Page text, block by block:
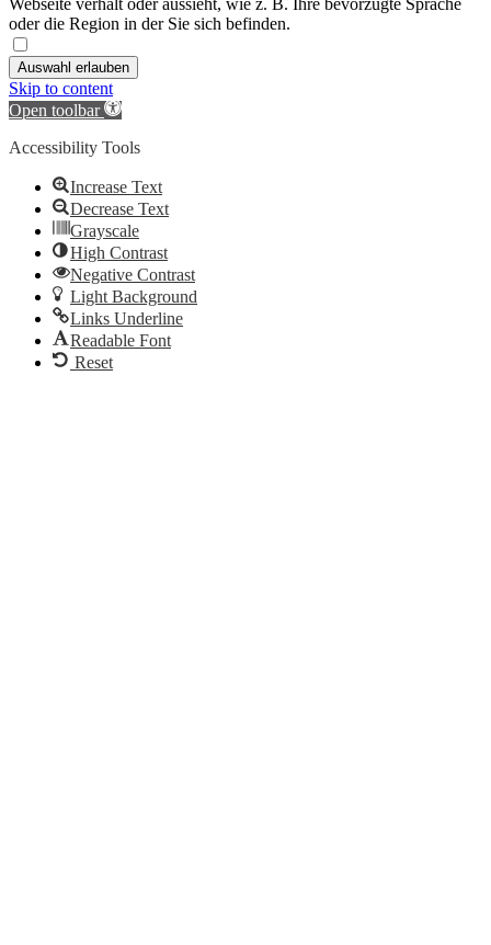
oder die Region in der Sie sich befinden.
Auswahl erlauben
Skip to content
Open toolbar
Accessibility Tools
Increase Text
Decrease Text
Grayscale
High Contrast
Negative Contrast
Light Background
Links Underline
Readable Font
Reset